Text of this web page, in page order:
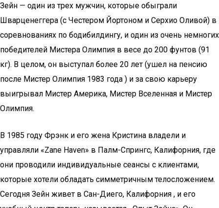
Зейн — один из трех мужчин, которые обыграли
Шварценеггера (с Честером Йортоном и Серхио Оливой) в
соревнованиях по бодибилдингу, и один из очень немногих
победителей Мистера Олимпия в весе до 200 фунтов (91
кг). В целом, он выступал более 20 лет (ушел на пенсию
после Мистер Олимпия 1983 года ) и за свою карьеру
выигрывал Мистер Америка, Мистер Вселенная и Мистер
Олимпия.
В 1985 году Фрэнк и его жена Кристина владели и
управляли «Zane Haven» в Палм-Спрингс, Калифорния, где
они проводили индивидуальные сеансы с клиентами,
которые хотели обладать симметричным телосложением.
Сегодня Зейн живет в Сан-Диего, Калифорния , и его